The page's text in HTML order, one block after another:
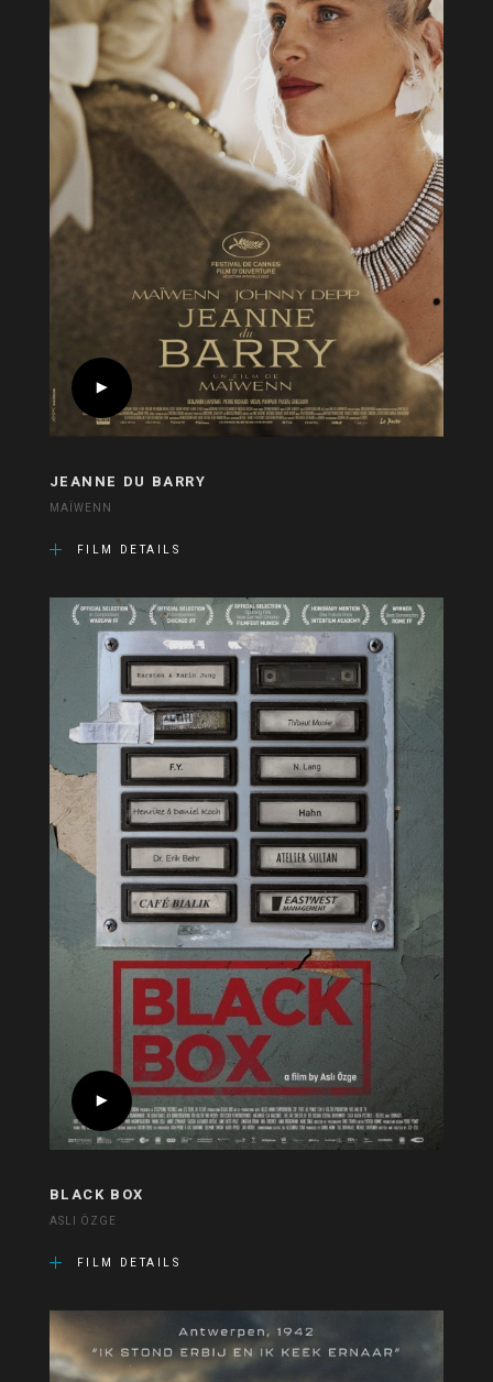
JEANNE DU BARRY
MAÏWENN
FILM DETAILS
BLACK BOX
ASLI ÖZGE
FILM DETAILS